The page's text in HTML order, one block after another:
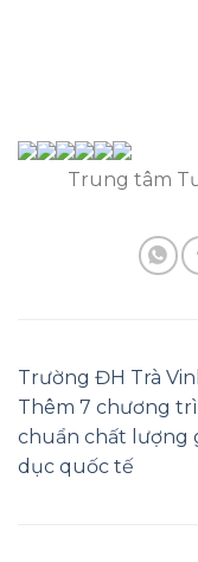
Trung tâm
Trường ĐH Trà
Thêm 7 chương
chuẩn chất lượng
dục quốc tế